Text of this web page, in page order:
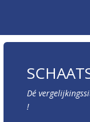
Dé
!